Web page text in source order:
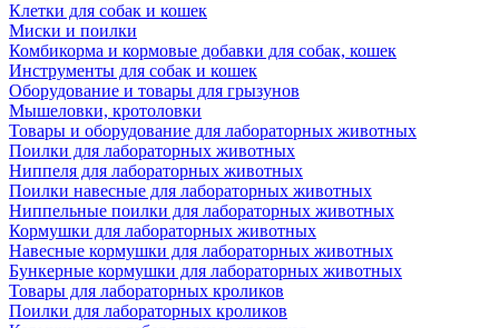
Клетки для собак и кошек
Миски и поилки
Комбикорма и кормовые добавки для собак, кошек
Инструменты для собак и кошек
Оборудование и товары для грызунов
Мышеловки, кротоловки
Товары и оборудование для лабораторных животных
Поилки для лабораторных животных
Ниппеля для лабораторных животных
Поилки навесные для лабораторных животных
Ниппельные поилки для лабораторных животных
Кормушки для лабораторных животных
Навесные кормушки для лабораторных животных
Бункерные кормушки для лабораторных животных
Товары для лабораторных кроликов
Поилки для лабораторных кроликов